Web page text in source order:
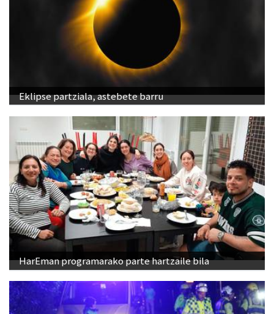
Eklipse partziala, astebete barru
HarEman programarako parte hartzaile bila